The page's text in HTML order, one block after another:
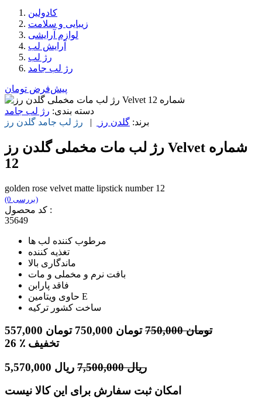
کادولین
زیبایی و سلامت
لوازم آرایشی
آرایش لب
رژ لب
رژ لب جامد
پیش‌فرض تومان
دسته بندی: رژ لب جامد
برند: گلدن رز | رژ لب جامد گلدن رز
رژ لب مات مخملی گلدن رز Velvet شماره
12
golden rose velvet matte lipstick number 12
(0 بررسی)
کد محصول :
35649
مرطوب کننده لب ها
تغذیه کننده
ماندگاری بالا
بافت نرم و مخملی و مات
فاقد پارابن
حاوی ویتامین E
ساخت کشور ترکیه
557,000 تومان 750,000 تومان 750,000 تومان
26
٪ تخفیف
5,570,000 ریال 7,500,000 ریال
امکان ثبت سفارش برای این کالا نیست